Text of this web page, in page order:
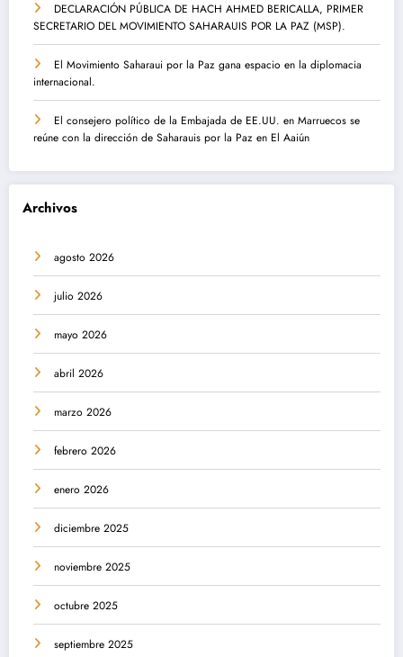
DECLARACIÓN PÚBLICA DE HACH AHMED BERICALLA, PRIMER
SECRETARIO DEL MOVIMIENTO SAHARAUIS POR LA PAZ (MSP).
El Movimiento Saharaui por la Paz gana espacio en la diplomacia
internacional.
El consejero político de la Embajada de EE.UU. en Marruecos se
reúne con la dirección de Saharauis por la Paz en El Aaiún
Archivos
agosto 2026
julio 2026
mayo 2026
abril 2026
marzo 2026
febrero 2026
enero 2026
diciembre 2025
noviembre 2025
octubre 2025
septiembre 2025